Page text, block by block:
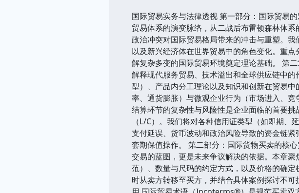
国际贸易实务与法律透视 第一部分：国际贸易
贸易体系的演变脉络，从二战后布雷顿森林体
政治冲突对国际贸易格局带来的冲击与重塑。
以及新兴经济体在世界贸易中的角色变化。重
解复杂多变的国际贸易环境奠定理论基础。 第
解释现代服务贸易、技术溢出和全球供应链中
型）、产品内分工理论以及知识和创新在贸易
率、通货膨胀）与微观企业行为（市场进入、
结算环节的复杂性与风险性是企业面临的首要
（L/C）。我们将对各种信用证类型（如即期
支付延误、货币波动和政治风险导致的资金链
套期保值操作。 第二部分：国际货物买卖的核
交易的蓝图，更是未来争议解决的依据。本章
范）、数量与尺码的约定方式，以及价格的确
时从卖方转移至买方，并结合具体案例探讨不